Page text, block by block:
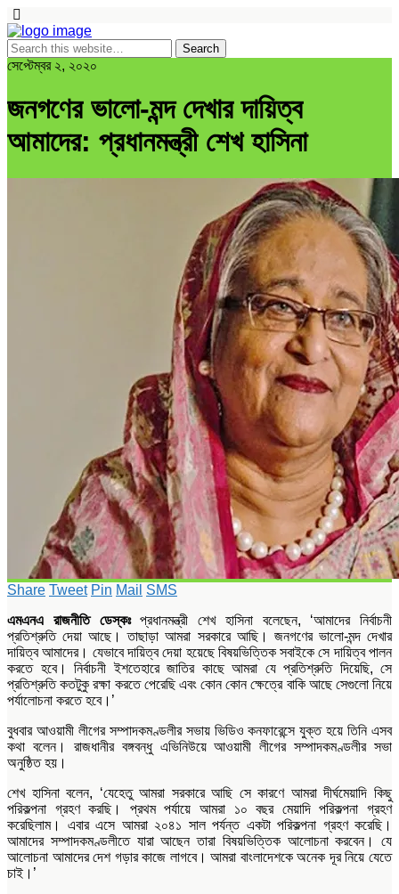
সেপ্টেম্বর ২, ২০২০
জনগণের ভালো-মন্দ দেখার দায়িত্ব
আমাদের: প্রধানমন্ত্রী শেখ হাসিনা
Share Tweet Pin Mail SMS
এমএনএ রাজনীতি ডেস্কঃপ্রধানমন্ত্রী শেখ হাসিনা বলেছেন, ‘আমাদের নির্বাচনী
প্রতিশ্রুতি দেয়া আছে। তাছাড়া আমরা সরকারে আছি। জনগণের ভালো-মন্দ দেখার
দায়িত্ব আমাদের। যেভাবে দায়িত্ব দেয়া হয়েছে বিষয়ভিত্তিক সবাইকে সে দায়িত্ব পালন
করতে হবে। নির্বাচনী ইশতেহারে জাতির কাছে আমরা যে প্রতিশ্রুতি দিয়েছি, সে
প্রতিশ্রুতি কতটুকু রক্ষা করতে পেরেছি এবং কোন কোন ক্ষেত্রে বাকি আছে সেগুলো নিয়ে
পর্যালোচনা করতে হবে।’
বুধবার আওয়ামী লীগের সম্পাদকমণ্ডলীর সভায় ভিডিও কনফারেন্সে যুক্ত হয়ে তিনি এসব
কথা বলেন। রাজধানীর বঙ্গবন্ধু এভিনিউয়ে আওয়ামী লীগের সম্পাদকমণ্ডলীর সভা
অনুষ্ঠিত হয়।
শেখ হাসিনা বলেন, ‘যেহেতু আমরা সরকারে আছি সে কারণে আমরা দীর্ঘমেয়াদি কিছু
পরিকল্পনা গ্রহণ করছি। প্রথম পর্যায়ে আমরা ১০ বছর মেয়াদি পরিকল্পনা গ্রহণ
করেছিলাম। এবার এসে আমরা ২০৪১ সাল পর্যন্ত একটা পরিকল্পনা গ্রহণ করেছি।
আমাদের সম্পাদকমণ্ডলীতে যারা আছেন তারা বিষয়ভিত্তিক আলোচনা করবেন। যে
আলোচনা আমাদের দেশ গড়ার কাজে লাগবে। আমরা বাংলাদেশকে অনেক দূর নিয়ে যেতে
চাই।’